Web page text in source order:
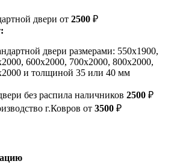
двери от 2500 ₽
двери размерами: 550х1900,
600х2000, 700х2000, 800х2000,
и толщиной 35 или 40 мм
без распила наличников 2500 ₽
г.Ковров от 3500 ₽